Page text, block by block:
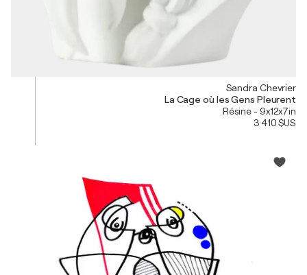
Sandra Chevrier
La Cage où les Gens Pleurent
Résine - 9x12x7in
3 410 $US